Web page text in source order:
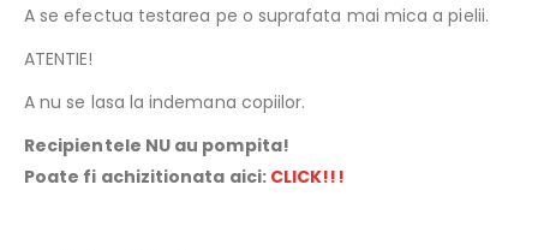
A se efectua testarea pe o suprafata mai mica a pielii.
ATENTIE!
A nu se lasa la indemana copiilor.
Recipientele NU au pompita!
Poate fi achizitionata aici: CLICK!!!